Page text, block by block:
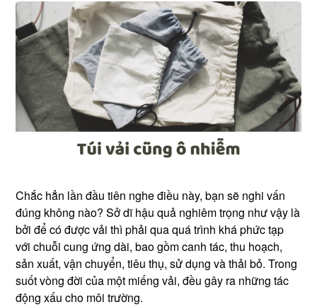
Chắc hẳn lần đầu tiên nghe điều này, bạn sẽ nghi vấn
đúng không nào? Sở dĩ hậu quả nghiêm trọng như vậy là
bởi để có được vải thì phải qua quá trình khá phức tạp
với chuỗi cung ứng dài, bao gồm canh tác, thu hoạch,
sản xuất, vận chuyển, tiêu thụ, sử dụng và thải bỏ. Trong
suốt vòng đời của một miếng vải, đều gây ra những tác
động xấu cho môi trường.